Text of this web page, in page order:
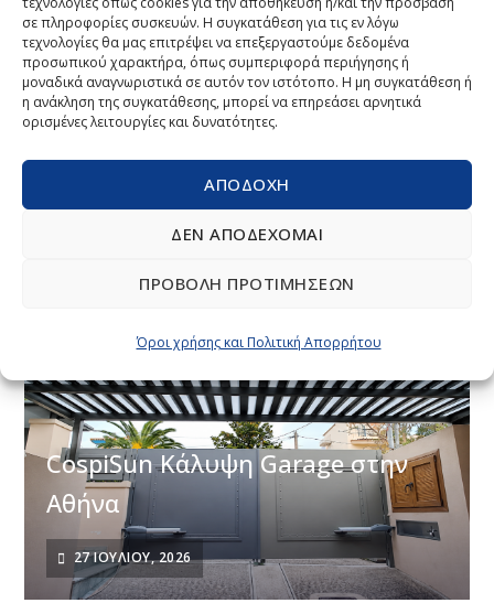
σε πληροφορίες συσκευών. Η συγκατάθεση για τις εν λόγω
τεχνολογίες θα μας επιτρέψει να επεξεργαστούμε δεδομένα
προσωπικού χαρακτήρα, όπως συμπεριφορά περιήγησης ή
μοναδικά αναγνωριστικά σε αυτόν τον ιστότοπο. Η μη συγκατάθεση ή
η ανάκληση της συγκατάθεσης, μπορεί να επηρεάσει αρνητικά
ορισμένες λειτουργίες και δυνατότητες.
ΑΠΟΔΟΧΉ
ΔΕΝ ΑΠΟΔΈΧΟΜΑΙ
ΠΡΟΒΟΛΉ ΠΡΟΤΙΜΉΣΕΩΝ
Όροι χρήσης και Πολιτική Απορρήτου
Έργο COSPICO στο Αμύνταιο
Φλώρινας: Συστήματα Πέργκολας
CospiBio & CospiSunCospiSun
ΝΈΑ
CospiSun Κάλυψη Garage στην
Αθήνα
27 ΙΟΥΛΊΟΥ, 2026